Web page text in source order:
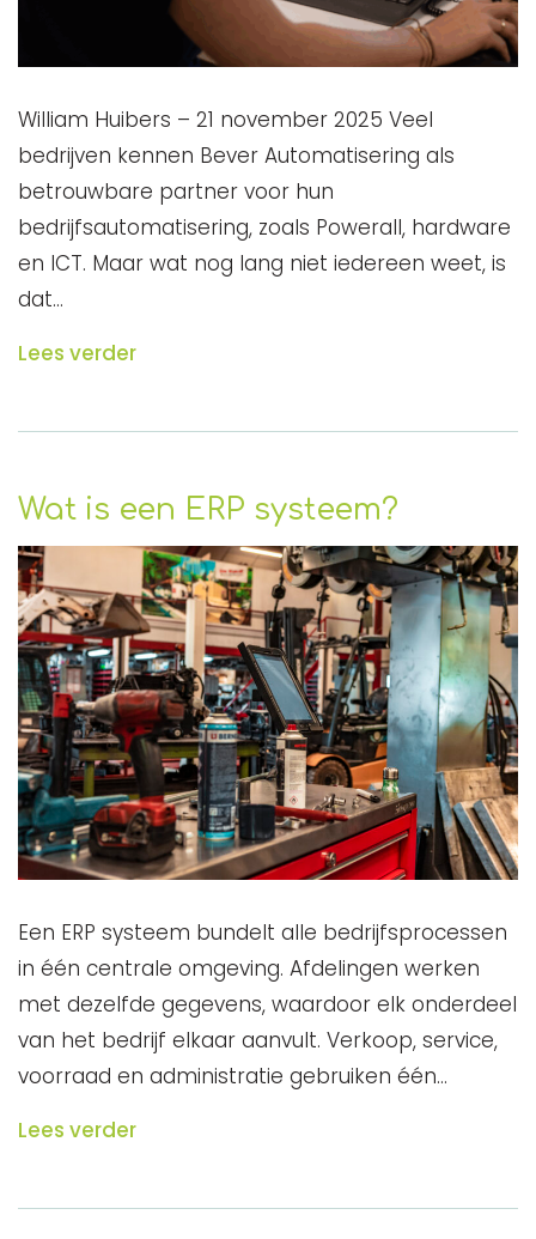
William Huibers – 21 november 2025 Veel
bedrijven kennen Bever Automatisering als
betrouwbare partner voor hun
bedrijfsautomatisering, zoals Powerall, hardware
en ICT. Maar wat nog lang niet iedereen weet, is
dat…
Lees verder
Wat is een ERP systeem?
Een ERP systeem bundelt alle bedrijfsprocessen
in één centrale omgeving. Afdelingen werken
met dezelfde gegevens, waardoor elk onderdeel
van het bedrijf elkaar aanvult. Verkoop, service,
voorraad en administratie gebruiken één…
Lees verder